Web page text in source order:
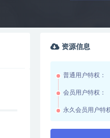
资源信息
普通用户特权：
会员用户特权：
永久会员用户特